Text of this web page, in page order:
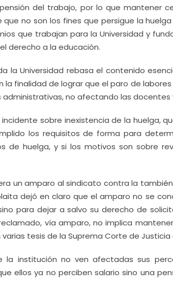
del trabajo, por lo que mantener
no son los fines que persigue la
que trabajan para la Universidad y
derecho a la educación.
la Universidad rebasa el contenido
finalidad de lograr que el paro de labores
no afectando las docentes
sobre inexistencia de la huelga,
los requisitos de forma para
de huelga, y si los motivos son sobre
un amparo al sindicato contra la
dejó en claro que el amparo no se
para dejar a salvo su derecho de
vía amparo, no implica
tesis de la Suprema Corte de Justicia
la institución no ven afectadas sus
ellos ya no perciben salario sino una